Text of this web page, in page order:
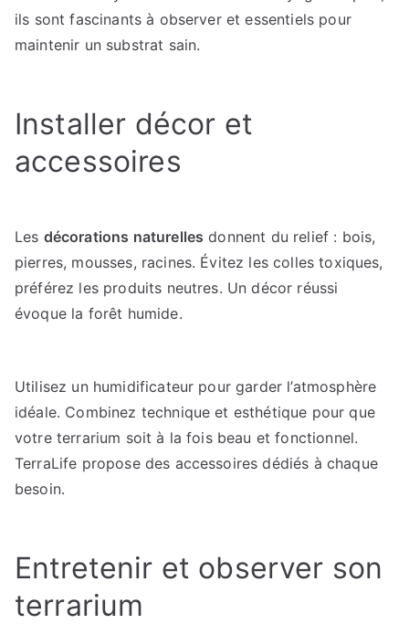
ils sont fascinants à observer et essentiels pour
maintenir un substrat sain.
Installer décor et
accessoires
Les décorations naturelles donnent du relief : bois,
pierres, mousses, racines. Évitez les colles toxiques,
préférez les produits neutres. Un décor réussi
évoque la forêt humide.
Utilisez un humidificateur pour garder l’atmosphère
idéale. Combinez technique et esthétique pour que
votre terrarium soit à la fois beau et fonctionnel.
TerraLife propose des accessoires dédiés à chaque
besoin.
Entretenir et observer son
terrarium